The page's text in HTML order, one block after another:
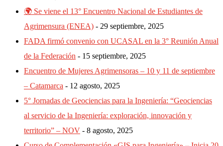
🌍 Se viene el 13° Encuentro Nacional de Estudiantes de
Agrimensura (ENEA)
29 septiembre, 2025
FADA firmó convenio con UCASAL en la 3° Reunión Anual
de la Federación
15 septiembre, 2025
Encuentro de Mujeres Agrimensoras – 10 y 11 de septiembre
– Catamarca
12 agosto, 2025
5° Jornadas de Geociencias para la Ingeniería: “Geociencias
al servicio de la Ingeniería: exploración, innovación y
territorio” – NOV
8 agosto, 2025